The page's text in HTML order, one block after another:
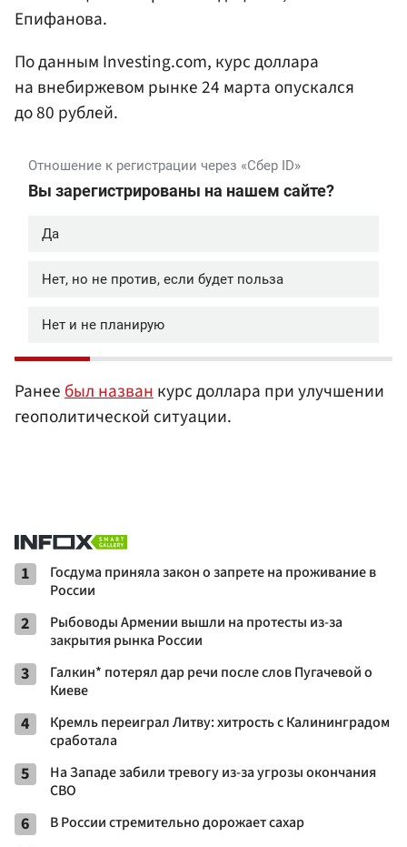
Епифанова.
По данным Investing.com, курс доллара
на внебиржевом рынке 24 марта опускался
до 80 рублей.
Ранеебыл названкурс доллара при улучшении
геополитической ситуации.
1
Госдума приняла закон о запрете на проживание в
России
2
Рыбоводы Армении вышли на протесты из-за
закрытия рынка России
3
Галкин* потерял дар речи после слов Пугачевой о
Киеве
4
Кремль переиграл Литву: хитрость с Калининградом
сработала
5
На Западе забили тревогу из-за угрозы окончания
СВО
6 В России стремительно дорожает сахар